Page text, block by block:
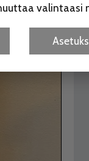
valintaasi